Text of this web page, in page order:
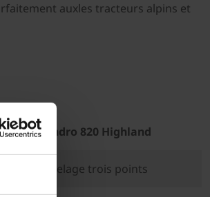
auxles tracteurs alpins et
Vendro 820 Highland
Attelage trois points